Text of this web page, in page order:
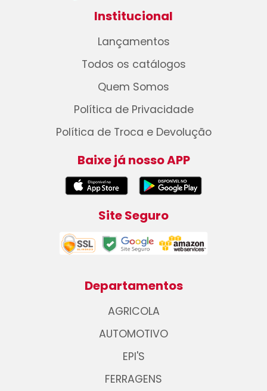
Institucional
Lançamentos
Todos os catálogos
Quem Somos
Política de Privacidade
Política de Troca e Devolução
Baixe já nosso APP
Site Seguro
Departamentos
AGRICOLA
AUTOMOTIVO
EPI'S
FERRAGENS